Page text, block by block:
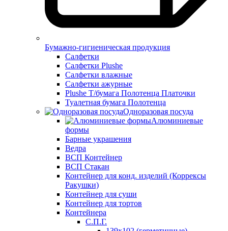
Бумажно-гигиеническая продукция
Салфетки
Салфетки Plushe
Салфетки влажные
Салфетки ажурные
Plushe Т/бумага Полотенца Платочки
Туалетная бумага Полотенца
Одноразовая посуда
Алюминиевые
формы
Барные украшения
Ведра
ВСП Контейнер
ВСП Стакан
Контейнер для конд. изделий (Коррексы
Ракушки)
Контейнер для суши
Контейнер для тортов
Контейнера
С.П.Г.